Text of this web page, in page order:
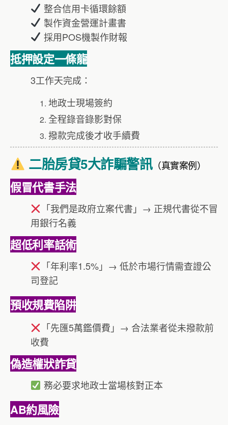
整合信用卡循環餘額
製作資金營運計畫書
採用POS機製作財報
抵押設定一條龍
3工作天完成：
地政士現場簽約
全程錄音錄影對保
撥款完成後才收手續費
二胎房貸5大詐騙警訊（真實案例）
假冒代書手法
「我們是政府立案代書」→ 正規代書從不冒
用銀行名義
超低利率話術
「年利率1.5%」→ 低於市場行情需查證公
司登記
預收規費陷阱
「先匯5萬鑑價費」→ 合法業者從未撥款前
收費
偽造權狀詐貸
務必要求地政士當場核對正本
AB約風險